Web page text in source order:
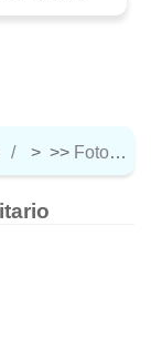
> >> Fotografia Scenica